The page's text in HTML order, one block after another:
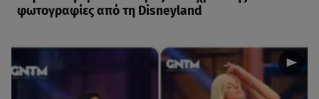
φωτογραφίες από τη Disneyland